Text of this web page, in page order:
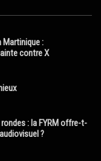
Martinique :
contre X
: la FYRM offre-t-
?